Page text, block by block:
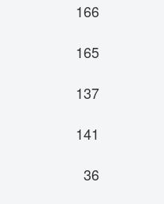
166
165
137
141
36